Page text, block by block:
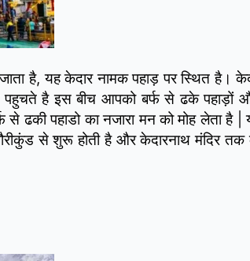
है, यह केदार नामक पहाड़ पर स्थित है।
पहुचते है इस बीच आपको बर्फ से ढके पहाड़ों
से ढकी पहाडो का नजारा मन को मोह लेता है |
से शुरू होती है और केदारनाथ मंदिर तक